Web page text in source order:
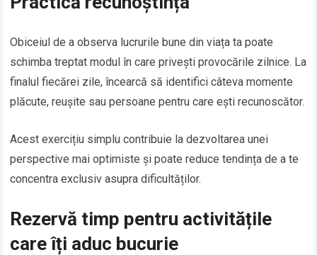
Obiceiul de a observa lucrurile bune din viața ta poate
schimba treptat modul în care privești provocările zilnice. La
finalul fiecărei zile, încearcă să identifici câteva momente
plăcute, reușite sau persoane pentru care ești recunoscător.
Acest exercițiu simplu contribuie la dezvoltarea unei
perspective mai optimiste și poate reduce tendința de a te
concentra exclusiv asupra dificultăților.
Rezervă timp pentru activitățile
care îți aduc bucurie